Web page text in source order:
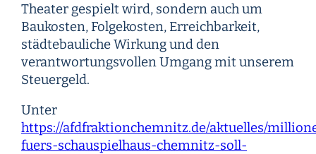
Theater gespielt wird, sondern auch um
Baukosten, Folgekosten, Erreichbarkeit,
städtebauliche Wirkung und den
verantwortungsvollen Umgang mit unserem
Steuergeld.
Unter
https://afdfraktionchemnitz.de/aktuelles/
fuers-schauspielhaus-chemnitz-soll-